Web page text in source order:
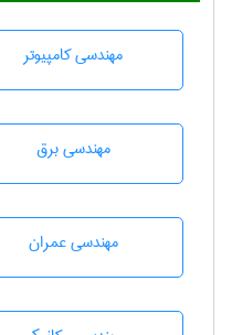
مهندسی كامپيوتر
مهندسی برق
مهندسی عمران